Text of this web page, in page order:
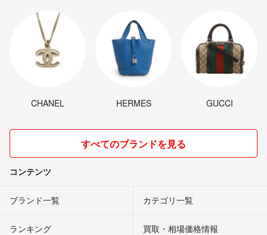
CHANEL HERMES GUCCI
すべてのブランドを見る
コンテンツ
ブランド一覧 カテゴリ一覧
ランキング 買取・相場価格情報